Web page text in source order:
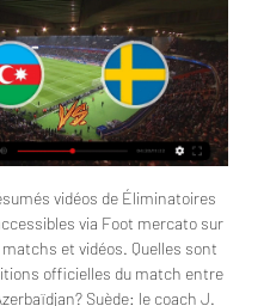
web. Où voir le match Suède Azerbaïdjan en streaming? Match en streaming légal en direct sur le site ou l'application officielle de L'équipe. Où voir le résumé vidéo (buts et temps forts) du match Suède Azerbaïdjan? Revivez les buts et les meilleurs moments (highlights) en vidéo du match de Éliminatoires Euro entre Suède et Azerbaïdjan. Un match de la 2e journée qui a eu lieu le 27 mars 2023 et s'est terminé sur le score de 5-0. 

Azerbaïdjan / Suède : Qualification Euro 2024 - MadeinFoot.com Vivez le match de foot de Qualification Euro 2024 du 16/11/2023 18:00 entre Azerbaïdjan et Suède en Direct Sur quelle chaîne regarder Azerbaïdjan - Suède ? L' ...

Les bars pour voir les matchs de football FANZO te liste les meilleurs pubs et bars pour regarder du football en direct partout en France 16 nov. 09:00. Azerbaïdjan. Suède. Trouver un bar. L'Équipe ...

Suède en direct • TV, online, match live gratuitLe match entre Azerbaïdjan et Suède aura lieu le 16. 11. 2023 à 16:00 heures. Le lieu de rencontre qui se promet d’être chalereuse est Tofiq Bəhramov adına Respublika stadionu. La rencontre sera jouée dans le cadre des matches: Éliminatoires du Championnat d'Europe, Football. La diffusion du match à la télévision est prévue sur la chaîne SuperSport MáXimo 1, SuperSport PSL, beIN Sports Arabia 4 HD, Viaplay Xtra, Optus Sport, CBC Sport Azerbaijan, Arena Sport 3P, SPORTV2, Diema Sport, Nova Sports 2, Vodafone Sport, Rai 1, Arena Sport 1, Astro SuperSport, Sport TV5, Match! Football 2, Okko Sport, Sport 2, Sportklub 6, TV6 Sweden, Fox Sports 2. 

Match Ce Soir : sur quelle chaîne foot tv ? Quel match de foot à la tv ce soir ? Tout le programme football de votre soirée pour chaque rencontre Azerbaïdjan Logo Azerbaïdjan - Logo Suède Suède, Logo L' ...

UEFA Euro 2024 | Matchs en direct ou en replay, l'actu, Calendrier et résultats ; Chypre CHY · Espagne ; Estonie EST · Autriche ; Azerbaidjan AZE · Suède ; Bulgarie BUL · Hongrie ; Géorgie GFF · Ecosse ...

Suède-Azerbaïdjan: l'échange surréaliste et très - RMC Sport 28 mars 2023 — Direct radio RMC · Fil Sport · Scores · Résultats · Vidéos télévision suédoise Viaplay. Présent face à Janne Andersson, Bojan ...

18:00EstonieAutricheM'avertir quand je peux le regarder. Championnat d'Europe, Qualifications 16 nov. 18:00AzerbaïdjanSuèdeM'avertir quand je peux le regarder. 18:00BulgarieHongrieRegarder bientôtADSHD Championnat d'Europe, Qualifications 16 nov. 18:00GéorgieÉcosseM'avertir quand je peux le regarder. 18:00ChypreEspagneRegarder bientôtADSHD Championnat d'Europe, Qualifications 16 nov. 20:45LuxembourgBosnie-HerzégovineM'avertir quand je peux le regarder. 

Azerbaïdjan vs Suède Flux en direct et statistiques H2H Chaînes TV - Comment regarder Azerbaïdjan - Suède ? Découvrez ici où regarder en direct le match de Azerbaïdjan en ligne. ProTipster vous fournit la liste ...

Match Azerbaïdjan Suède Aujourd'hui : TV, Streaming et Heure Streaming Azerbaïdjan vs Suède en direct live. Match aujourd'hui vous donne l'agenda, l'horaire et le diffuseur télé pour regarder la rencontre Azerbaïdjan ...

▶️ Azerbaïdjan vs Suède - Live stream & pronostics, H2H Voir les infographies pour Azerbaïdjan vs Suède - Sporticos.com - statistiques footballistiques sous forme d'infographies. Plus de 60 championnats du monde ...

Grâce à ChaineFoot. fr, vous saurez ainsi à quelle heure et sur quelle chaine regarder le match de votre équipe favorite ce soir ou les autres jours de la semaine. Pour une meilleure expérience, vous pouvez aussi consulter directement le programme TV de votre club préféré, ou bien celui d'un championnat ou d'une compétition. Vous pouvez aussi savoir quelle chaine diffuse quoi ce soir ou les autres jours avec le filtre par chaines. 

La transmission sur l’Internet est disponible à l'adresse: DStv Now, beIN SPORTS CONNECT Arabia, DAZN, Viaplay UK, Star+, Csport. tv, Sony LIV, Star+ Brasil, VIX, TV2 Play, Viaplay Estonia, C More Suomi, L'Equipe Web, JioTV, Viaplay Iceland, Astro Go, Blue To Go Video Everywhere, UEFA TV, Polsat Box Go, Sport TV Multiscreen, Sportbox. ru, Viaplay Sweden, TV4 Play, S Sport +, FOX Sports GO, MEGOGO. 

Azerbaïdjan - Suède: Live streaming & TV aujourd'hui Où regarder Azerbaïdjan - Suède aujourd'hui en live streaming ou à la TV : sur Prime Video ? Découvrez les options de live streaming & TV sur JustWatch!

Azerbaïdjan - Suède en direct - Football La diffusion du match à la télévision est prévue sur la chaîne SuperSport MáXimo 1, SuperSport PSL, beIN Sports Arabia 4 HD, Viaplay Xtra, Optus Sport, CBC ...

tous les directs football Actualités | SportsEn direct. Sports. En direct · Vidéos · Football · Rugby · Tennis Azerbaïdjan. 18h00. Suède. A venir Groupe G. Bulgarie · Bulgarie. 18h00.

Foot live: Résultats Foot et Match en direct sur FOOTLIVEFoot en direct: Ligue 1, Ligue 2, Premier league, la Liga, la Série A et bien d'autres ligues sur FOOT LIVE Toutes les équipes de la ligue 1 en direct: Lille, Lyon, PSG, Monaco, Rennes, Lens, Metz, Angers, Marseille, Montpellier, Bordeaux, Stade Brestois, OGC Nice, Stade De Reims, Saint-Etienne, Strasbourg, Lorient, FC Nantes, Dijon, Nimes Le site FOOTLIVE. FR propose des résultats de matchs de football, des directs, des infos sur les matchs football et les classements. Retrouvez les scores et résultats la ligue 1, la ligue 2, le chmapionnat national, la premier league, la liga, le calcio, la bundesliga, la primeira liga, la champions league, l'europa ligue sur footlive. fr: Calendrier et résultats en direct de la Ligue 1 et classement de la ligue 1 Classement, calendrier et résultats en direct commenté de la premier league Classement, calendrier, résultats et info de la Liga Classement, calendrier et résultats en direct de la Série A Classement, calendrier et résultats en direct de la Bundesliga Pourquoi choisir Footlive. 

fr? Sur FOOTLIVE vous aurez des informations détaillées et direct commenté de milliers de championnats, des matchs amicaux, coupes nationales et internationnales et des tournois de football du monde entier FOOT LIVE vous propose de suivre en direct les meilleures compétitions de foot au monde FOOT LIVE est un service gratuit qui vous propose de suivre des les matchs de football en direct en français Sur FOOT LIVE vous pouvez sélectionner uniquement les matchs de football que vous désirez suivre Sur FOOT LIVE suivez gratuitement les matchs de football Sur cette Page suivez en direct les matchs d'aujourd'hui et de ce soir Regarder en direct live le score et résultats des rencontres de votre équipe préféférée: PSG, OM, OL, ASSE, Stade Rennais, FC nantes, RC Lens, Real Madrid, Juventus, FC Barcelone, Bayern Munich, Benfica, Arsenal, Manchester City. 

Ce match aura lieu le lundi 27 mars 2023 à 20:45. Retrouvez les stats, les compositions, les buts et les buteurs pour suivre le score en direct. N'hésitez pas à commenter et débattre du match en direct avec la communauté. Vous pouvez aussi retrouver plus d’informations concernant les équipes et effectifs grâce à nos fiches détaillées: Suède et Azerbaïdjan. Stéphanie Frappart arbitre principal Nombre de cartons lors de son unique match arbitré Mikael Berchebru arbitre assistant Mathieu Grosbost Bastien Dechepy quatrième arbitre Date 27 mars 2023 20:45 Saison 2024 Germany Phase Stade des groupes - Groupe F - journ